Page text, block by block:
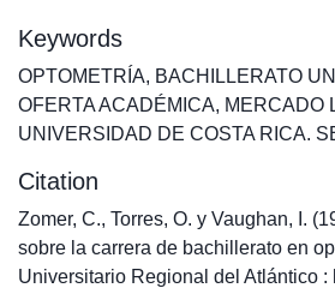
Keywords
OPTOMETRÍA, BACHILLERATO
OFERTA ACADÉMICA, MERCADO
UNIVERSIDAD DE COSTA RICA.
Citation
Zomer, C., Torres, O. y Vaughan, I.
sobre la carrera de bachillerato en
Universitario Regional del Atlántico